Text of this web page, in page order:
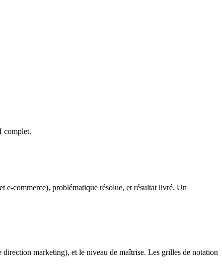
complet.
e-commerce), problématique résolue, et résultat livré. Un
marketing), et le niveau de maîtrise. Les grilles de notation